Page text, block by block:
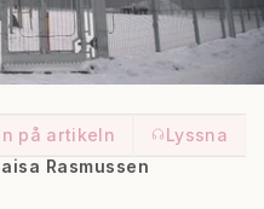
på artikeln
Lyssna
Rasmussen